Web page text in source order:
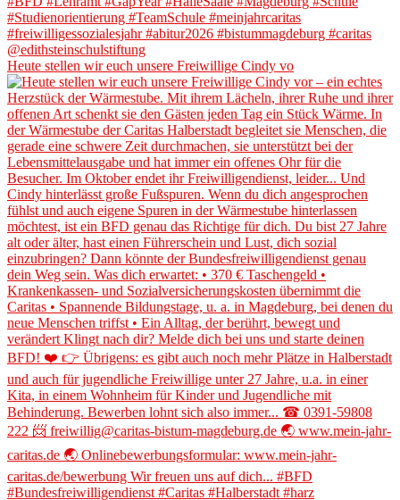
Heute stellen wir euch unsere Freiwillige Cindy vo